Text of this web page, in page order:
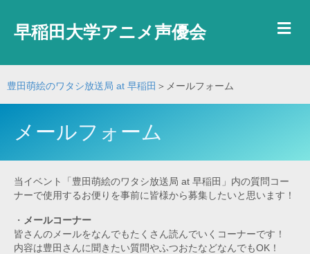
早稲田大学アニメ声優会 メ
豊田萌絵のワタシ放送局 at 早稲田 ＞メールフォーム
メールフォーム
当イベント「豊田萌絵のワタシ放送局 at 早稲田」内の質問コー
ナーで使用するお便りを事前に皆様から募集したいと思います！
・ メールコーナー
皆さんのメールをなんでもたくさん読んでいくコーナーです！
内容は豊田さんに聞きたい質問やふつおたなどなんでもOK！